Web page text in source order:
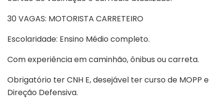
30 VAGAS: MOTORISTA CARRETEIRO
Escolaridade: Ensino Médio completo.
Com experiência em caminhão, ônibus ou carreta.
Obrigatório ter CNH E, desejável ter curso de MOPP e
Direção Defensiva.